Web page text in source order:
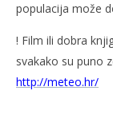
populacija može
! Film ili dobra
svakako su puno
http://meteo.hr/